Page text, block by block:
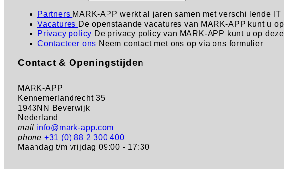
Partners MARK-APP werkt al jaren samen met verschillende
Vacatures De openstaande vacatures van MARK-APP kunt u
Privacy policy De privacy policy van MARK-APP kunt u op
Contacteer ons Neem contact met ons op via ons formulier
Contact & Openingstijden
MARK-APP
Kennemerlandrecht 35
1943NN Beverwijk
Nederland
mail info@mark-app.com
phone +31 (0) 88 2 300 400
Maandag t/m vrijdag 09:00 - 17:30